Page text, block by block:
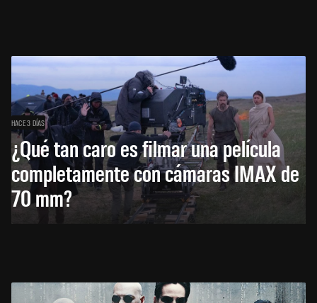
HACE 3 DÍAS
¿Qué tan caro es filmar una película
completamente con cámaras IMAX de
70 mm?